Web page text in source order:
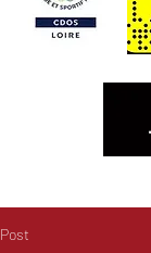
Post